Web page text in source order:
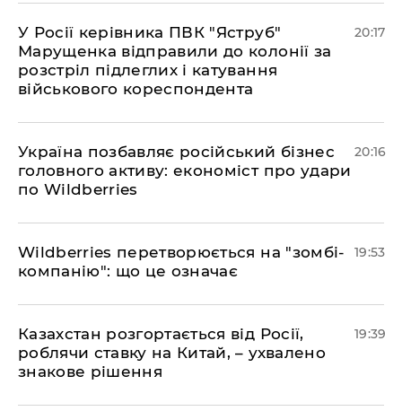
​У Росії керівника ПВК "Яструб"
Марущенка відправили до колонії за
розстріл підлеглих і катування
військового кореспондента
20:17
​Україна позбавляє російський бізнес
головного активу: економіст про удари
по Wildberries
20:16
​Wildberries перетворюється на "зомбі-
компанію": що це означає
19:53
​Казахстан розгортається від Росії,
роблячи ставку на Китай, – ухвалено
знакове рішення
19:39